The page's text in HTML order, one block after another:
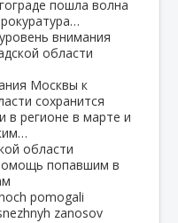
пошла волна
внимания
области
в регионе в марте и
области
попавшим в